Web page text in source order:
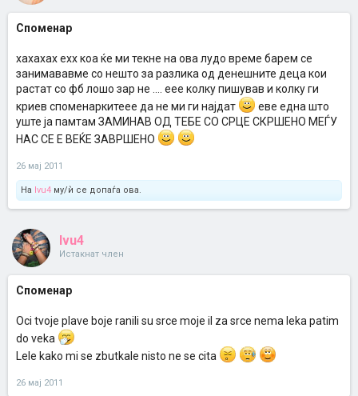
Споменар
хахахах ехх коа ќе ми текне на ова лудо време барем се
занимававме со нешто за разлика од денешните деца кои
растат со фб лошо зар не .... еее колку пишував и колку ги
криев споменаркитеее да не ми ги најдат
еве една што
уште ја памтам ЗАМИНАВ ОД ТЕБЕ СО СРЦЕ СКРШЕНО МЕЃУ
НАС СЕ Е ВЕЌЕ ЗАВРШЕНО
26 мај 2011
На Ivu4 му/ѝ се допаѓа ова.
Ivu4
Истакнат член
Споменар
Oci tvoje plave boje ranili su srce moje il za srce nema leka patim
do veka
Lele kako mi se zbutkale nisto ne se cita
26 мај 2011